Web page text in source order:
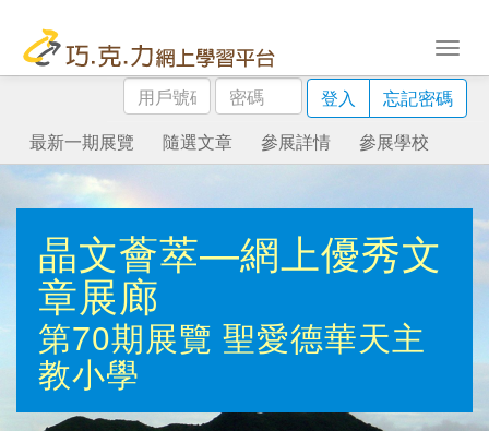
用
戶
號
碼
密
碼
登入
忘記密碼
最新一期展覽
隨選文章 參展詳情 參展學校
晶文薈萃—網上優秀文
章展廊
第70期展覽 聖愛德華天主
教小學